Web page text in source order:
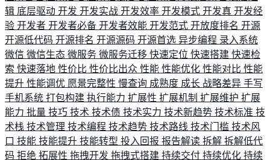
辑 底层驱动 开发 开发实战 开发效率 开发模式 开发真 开发经
验 开发者 开发者必备 开发者效能 开发范式 开放度排名 开源
开源低代码 开源排名 开源源码 开源首选 异步编程 录入系统
微信 微信生态 微服务 微服务迁移 快速定位 快速搭建 快速检
索 快速落地 性价比 性价比出众 性能 性能优化 性能对比 性能
提升 性能调优 愿景完整性 慢查询 成熟度 成长 战略差异 手写
手机系统 打包构建 执行能力 扩展性 扩展机制 扩展维护 扩展
能力 批量 技巧 技术 技术债 技术实力 技术新趋势 技术标准 技
术栈 技术管理 技术编程 技术趋势 技术路线 技术门槛 技术风
口 技能 技能提升 技能转型 投入回报 报告解读 拆解 拆解低代
码 拒绝 拓展性 拖拽开发 拖拽式搭建 持续交付 持续优化 持续